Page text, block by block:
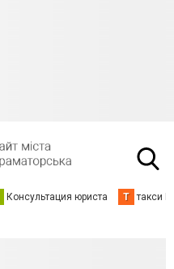
Консультация юриста Т такси